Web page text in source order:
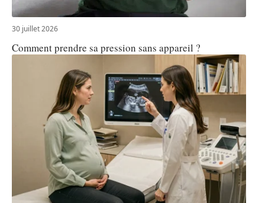
30 juillet 2026
Comment prendre sa pression sans appareil ?